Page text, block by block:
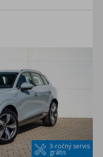
3-ročný servis
grátis